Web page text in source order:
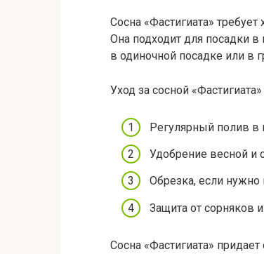
Сосна «Фастигиата»
Она подходит для посадки в
в одиночной посадке или в
Уход за сосной
Регулярный полив в
Удобрение весной
Обрезка, если
Защита от сорняков
Сосна «Фастигиата»